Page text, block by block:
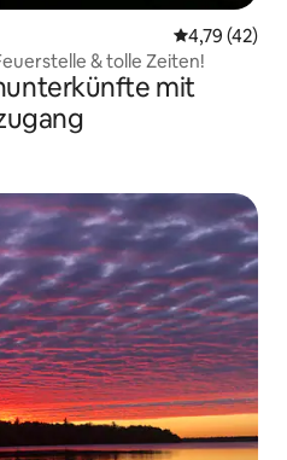
4,79 (42)
& tolle Zeiten!
mit